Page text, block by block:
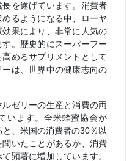
を遂げています。消費者
るようになる中、ローヤ
果により、非常に人気の
。歴史的にスーパーフー
めるサプリメントとして
は、世界中の健康志向の
ゼリーの生産と消費の両
います。全米蜂蜜協会が
、米国の消費者の30％以
聞いたことがあるか、消費
顕著に増加しています。